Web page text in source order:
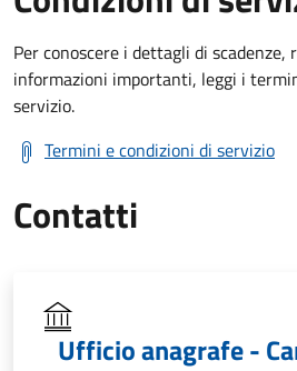
Per conoscere i dettagli di
informazioni importanti, leggi i
servizio.
Termini e condizioni di servizio
Contatti
Ufficio anagrafe -